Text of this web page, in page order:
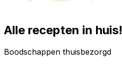
Alle recepten in huis!
Boodschappen thuisbezorgd